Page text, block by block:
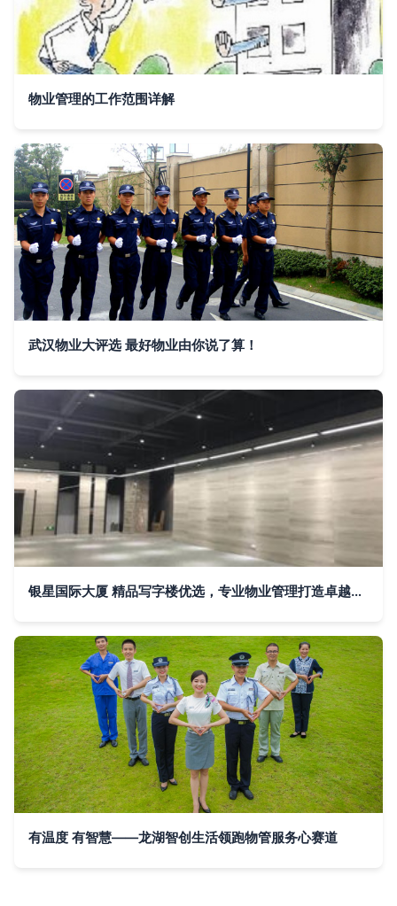
物业管理的工作范围详解
武汉物业大评选 最好物业由你说了算！
银星国际大厦 精品写字楼优选，专业物业管理打造卓越办公环境
有温度 有智慧——龙湖智创生活领跑物管服务心赛道